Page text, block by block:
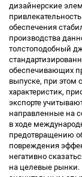
дизайнерские
обеспечения
производства
толстоподобный
обеспечивающих
выпуске, при этом
характеристик,
экспорте
направленные на
в ходе
предотвращению
повреждения
негативно
на целевые рынки.